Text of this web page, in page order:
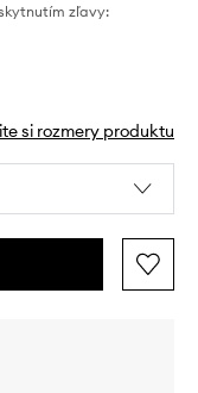
zľavy:
si rozmery produktu